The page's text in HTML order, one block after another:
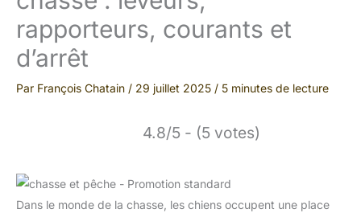
rapporteurs, courants et
d’arrêt
Par François Chatain / 29 juillet 2025 / 5 minutes de lecture
4.8/5 - (5 votes)
Dans le monde de la chasse, les chiens occupent une place